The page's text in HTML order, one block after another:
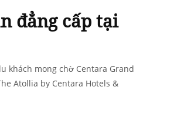
đẳng cấp tại
khách mong chờ Centara Grand
Atollia by Centara Hotels &